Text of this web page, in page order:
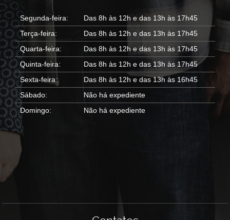
Segunda-feira:
Das 8h às 12h e das 13h às 17h45
Terça-feira:
Das 8h às 12h e das 13h às 17h45
Quarta-feira:
Das 8h às 12h e das 13h às 17h45
Quinta-feira:
Das 8h às 12h e das 13h às 17h45
Sexta-feira:
Das 8h às 12h e das 13h às 16h45
Sábado:
Não há expediente
Domingo:
Não há expediente